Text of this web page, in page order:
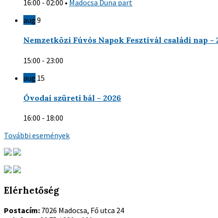
16:00 - 02:00 • Madocsa Duna part
aug 9
Nemzetközi Fúvós Napok Fesztivál családi nap –
15:00 - 23:00
aug 15
Óvodai szüreti bál – 2026
16:00 - 18:00
További események
Elérhetőség
Postacím: 7026 Madocsa, Fő utca 24